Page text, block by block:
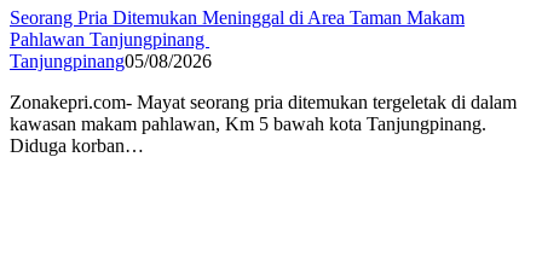
Seorang Pria Ditemukan Meninggal di Area Taman Makam
Pahlawan Tanjungpinang
Tanjungpinang05/08/2026
Zonakepri.com- ‎Mayat seorang pria ditemukan tergeletak di dalam
kawasan makam pahlawan, Km 5 bawah kota Tanjungpinang.
Diduga korban…